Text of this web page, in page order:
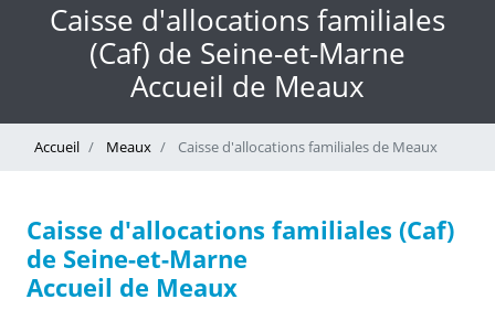
Caisse d'allocations familiales
(Caf) de Seine-et-Marne
Accueil de Meaux
Accueil Meaux Caisse d'allocations familiales de Meaux
Caisse d'allocations familiales (Caf)
de Seine-et-Marne
Accueil de Meaux